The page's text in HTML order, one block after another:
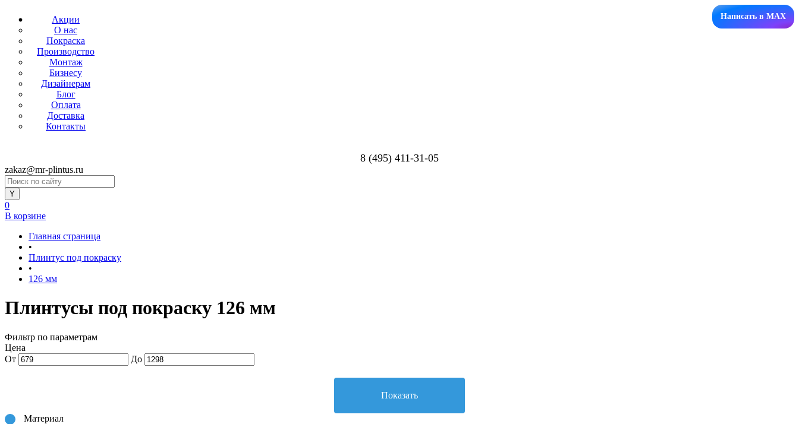
Акции
О нас
Покраска
Производство
Монтаж
Бизнесу
Дизайнерам
Блог
Оплата
Доставка
Контакты
Написать в MAX
8 (495) 411-31-05
zakaz@mr-plintus.ru
0
В корзине
Главная страница
•
Плинтус под покраску
•
126 мм
Плинтусы под покраску 126 мм
Фильтр по параметрам
Цена
От
До
Показать
Материал